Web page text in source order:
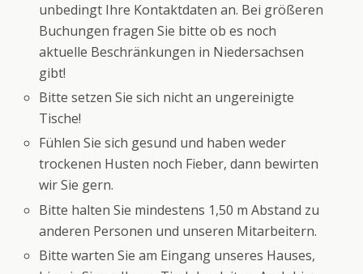
unbedingt Ihre Kontaktdaten an. Bei größeren
Buchungen fragen Sie bitte ob es noch
aktuelle Beschränkungen in Niedersachsen
gibt!
Bitte setzen Sie sich nicht an ungereinigte
Tische!
Fühlen Sie sich gesund und haben weder
trockenen Husten noch Fieber, dann bewirten
wir Sie gern.
Bitte halten Sie mindestens 1,50 m Abstand zu
anderen Personen und unseren Mitarbeitern.
Bitte warten Sie am Eingang unseres Hauses,